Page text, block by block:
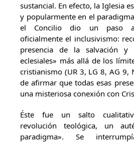
sustancial. En efecto, la Iglesia
y popularmente en el
el Concilio dio un paso
oficialmente el inclusivismo:
presencia de la salvación y
eclesiales» más allá de los
cristianismo (UR 3, LG 8, AG 9,
de afirmar que todas esas
una misteriosa conexión con
Éste fue un salto
revolución teológica, un
paradigma». Se